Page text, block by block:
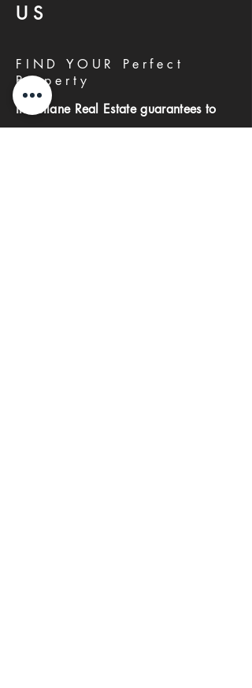
US
FIND YOUR Perfect
Property
Investlane Real Estate guarantees to